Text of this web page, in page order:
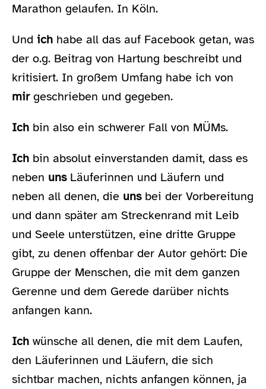
Marathon gelaufen. In Köln.
Und ich habe all das auf Facebook getan, was
der o.g. Beitrag von Hartung beschreibt und
kritisiert. In großem Umfang habe ich von
mirgeschrieben und gegeben.
Ich bin also ein schwerer Fall von MÜMs.
Ich bin absolut einverstanden damit, dass es
neben unsLäuferinnen und Läufern und
neben all denen, die unsbei der Vorbereitung
und dann später am Streckenrand mit Leib
und Seele unterstützen, eine dritte Gruppe
gibt, zu denen offenbar der Autor gehört: Die
Gruppe der Menschen, die mit dem ganzen
Gerenne und dem Gerede darüber nichts
anfangen kann.
Ich wünsche all denen, die mit dem Laufen,
den Läuferinnen und Läufern, die sich
sichtbar machen, nichts anfangen können, ja